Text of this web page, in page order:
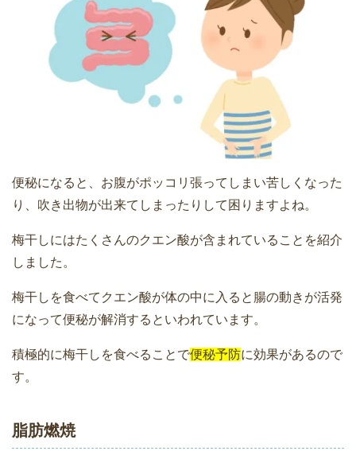
便秘になると、お腹がポッコリ張ってしまい苦しくなった
り、吹き出物が出来てしまったりして困りますよね。
梅干しにはたくさんのクエン酸が含まれていることを紹介
しました。
梅干しを食べてクエン酸が体の中に入ると腸の動きが活発
になって便秘が解消するといわれています。
積極的に梅干しを食べることで便秘予防に効果があるので
す。
脂肪燃焼